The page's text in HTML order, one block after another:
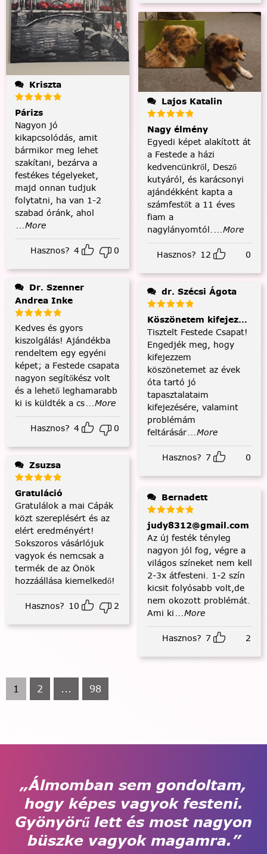
Kriszta
Párizs
Nagyon jó
kikapcsolódás, amit
bármikor meg lehet
szakítani, bezárva a
festékes tégelyeket,
majd onnan tudjuk
folytatni, ha van 1-2
szabad óránk, ahol
...More
Hasznos? 4 0
Andrea Inke
Kedves és gyors
kiszolgálás! Ajándékba
rendeltem egy egyéni
képet; a Festede csapata
nagyon segítőkész volt
és a lehető leghamarabb
ki is küldték a cs...More
Hasznos? 4 0
Zsuzsa
Gratuláció
Gratulálok a mai Cápák
közt szereplésért és az
elért eredményért!
Sokszoros vásárlójuk
vagyok és nemcsak a
termék de az Önök
hozzáállása kiemelkedő!
Hasznos? 10 2
Lajos Katalin
Nagy élmény
Egyedi képet alakított át
a Festede a házi
kedvencünkről, Desző
kutyáról, és karácsonyi
ajándékként kapta a
számfestőt a 11 éves
fiam a
nagylányomtól. ...More
Hasznos? 12 0
dr. Szécsi Ágota
Köszönetem kifejezése
Tisztelt Festede Csapat!
Engedjék meg, hogy
kifejezzem
köszönetemet az évek
óta tartó jó
tapasztalataim
kifejezésére, valamint
problémám
feltárásár...More
Hasznos? 7 0
Bernadett
judy8312@gmail.com
Az új festék tényleg
nagyon jól fog, végre a
világos színeket nem kell
2-3x átfesteni. 1-2 szín
kicsit folyósabb volt,de
nem okozott problémát.
Ami ki ...More
Hasznos? 7 2
1 2 ... 98
„Álmomban sem gondoltam,
hogy képes vagyok festeni.
Gyönyörű lett és most nagyon
büszke vagyok magamra.”